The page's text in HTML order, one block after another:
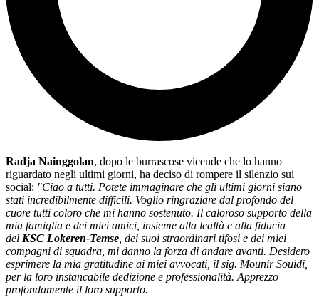
Radja Nainggolan, dopo le burrascose vicende che lo hanno
riguardato negli ultimi giorni, ha deciso di rompere il silenzio sui
social: "Ciao a tutti. Potete immaginare che gli ultimi giorni siano
stati incredibilmente difficili. Voglio ringraziare dal profondo del
cuore tutti coloro che mi hanno sostenuto. Il caloroso supporto della
mia famiglia e dei miei amici, insieme alla lealtà e alla fiducia
del KSC Lokeren-Temse , dei suoi straordinari tifosi e dei miei
compagni di squadra, mi danno la forza di andare avanti. Desidero
esprimere la mia gratitudine ai miei avvocati, il sig. Mounir Souidi,
per la loro instancabile dedizione e professionalità. Apprezzo
profondamente il loro supporto.